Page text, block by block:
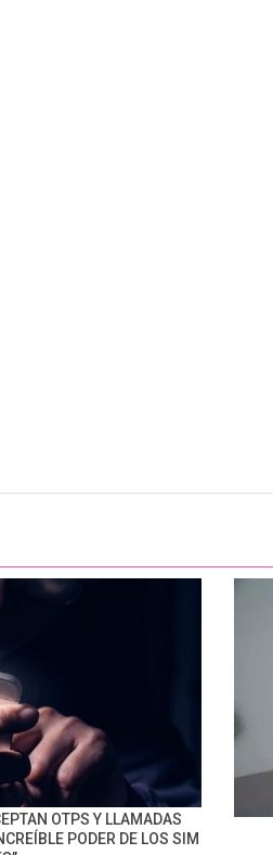
OTPS Y LLAMADAS
PODER DE LOS SIM